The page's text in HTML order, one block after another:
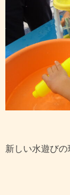
新しい水遊び